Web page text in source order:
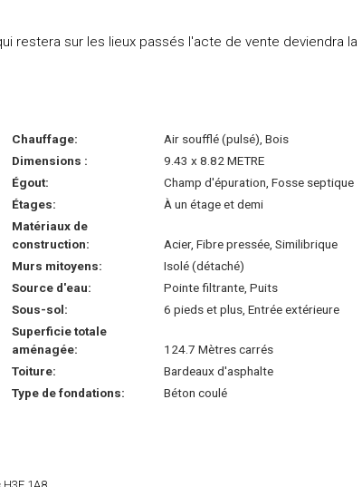
restera sur les lieux passés l'acte de vente deviendra la
Chauffage:
Air soufflé (pulsé), Bois
Dimensions :
9.43 x 8.82 METRE
Égout:
Champ d'épuration, Fosse septique
Étages:
À un étage et demi
Matériaux de
construction:
Acier, Fibre pressée, Similibrique
Murs mitoyens:
Isolé (détaché)
Source d'eau:
Pointe filtrante, Puits
Sous-sol:
6 pieds et plus, Entrée extérieure
Superficie totale
aménagée:
124.7 Mètres carrés
Toiture:
Bardeaux d'asphalte
Type de fondations:
Béton coulé